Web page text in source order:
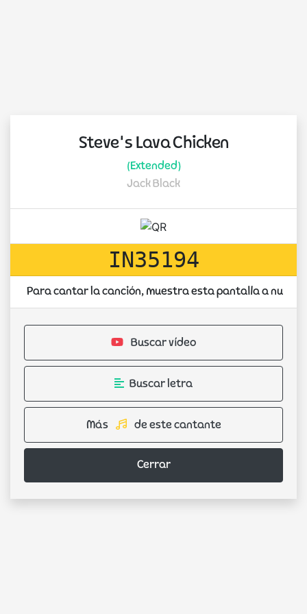
Steve's Lava Chicken
(Extended)
Jack Black
IN35194
Para cantar la canción, muestra esta pantalla a
Buscar vídeo
Buscar letra
Más de este cantante
Cerrar